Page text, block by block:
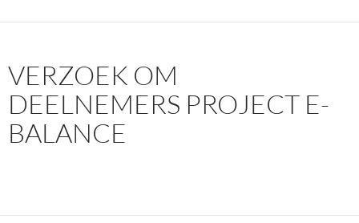
VERZOEK OM
DEELNEMERS PROJECT E-
BALANCE